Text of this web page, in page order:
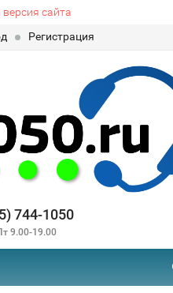
сайта
Регистрация
744-1050
9.00-19.00